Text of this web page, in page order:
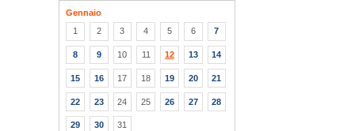
Gennaio
1
2 3 4 5 6 7
8 9 10 11 12 13 14
15 16 17 18 19 20 21
22 23 24 25 26 27 28
29 30 31